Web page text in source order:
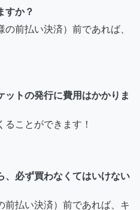
すか？
前払い決済）前であれば、
トの発行に費用はかかりま
ことができます！
、必ず買わなくてはいけない
前払い決済）前であれば、キ